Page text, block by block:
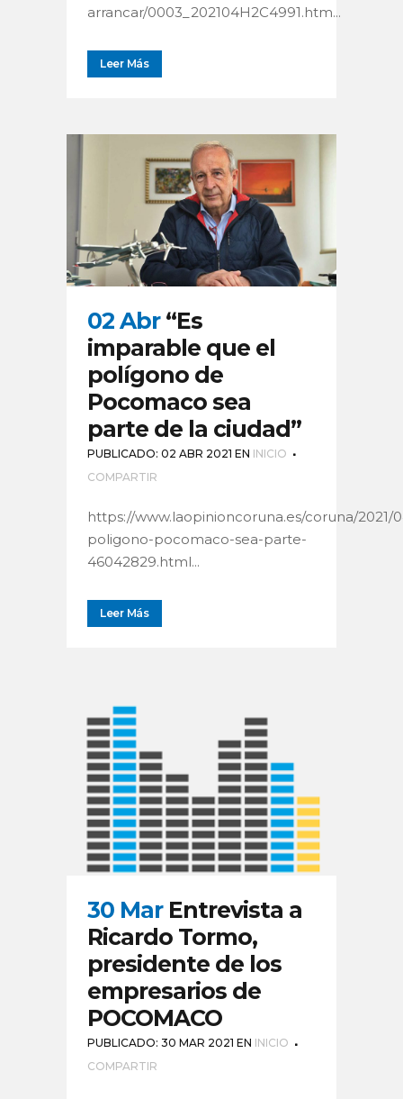
arrancar/0003_202104H2C4991.htm...
Leer Más
02 Abr “Es
imparable que el
polígono de
Pocomaco sea
parte de la ciudad”
PUBLICADO: 02 ABR 2021 EN INICIO
COMPARTIR
https://www.laopinioncoruna.es/coruna/2021/
poligono-pocomaco-sea-parte-
46042829.html...
Leer Más
30 Mar Entrevista a
Ricardo Tormo,
presidente de los
empresarios de
POCOMACO
PUBLICADO: 30 MAR 2021 EN INICIO
COMPARTIR